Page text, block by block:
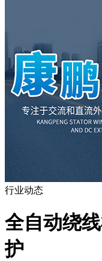
行业动态
全自动绕
护